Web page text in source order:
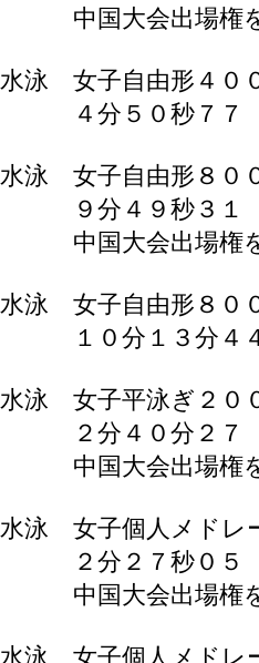
中国大会出場権
水泳 女子自由形４
４分５０秒７７
水泳 女子自由形８
９分４９秒３１
中国大会出場権
水泳 女子自由形８
１０分１３分４
水泳 女子平泳ぎ２
２分４０分２７
中国大会出場権
水泳 女子個人メド
２分２７秒０５
中国大会出場権
水泳 女子個人メド